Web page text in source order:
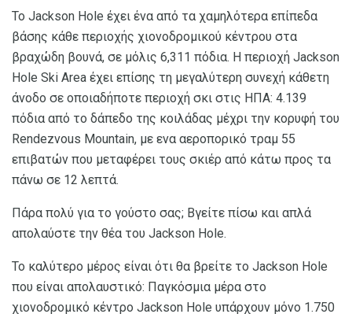
Το Jackson Hole έχει ένα από τα χαμηλότερα επίπεδα
βάσης κάθε περιοχής χιονοδρομικού κέντρου στα
βραχώδη βουνά, σε μόλις 6,311 πόδια. Η περιοχή Jackson
Hole Ski Area έχει επίσης τη μεγαλύτερη συνεχή κάθετη
άνοδο σε οποιαδήποτε περιοχή σκι στις ΗΠΑ: 4.139
πόδια από το δάπεδο της κοιλάδας μέχρι την κορυφή του
Rendezvous Mountain, με ενα αεροπορικό τραμ 55
επιβατών που μεταφέρει τους σκιέρ από κάτω προς τα
πάνω σε 12 λεπτά.
Πάρα πολύ για το γούστο σας; Βγείτε πίσω και απλά
απολαύστε την θέα του Jackson Hole.
Το καλύτερο μέρος είναι ότι θα βρείτε το Jackson Hole
που είναι απολαυστικό: Παγκόσμια μέρα στο
χιονοδρομικό κέντρο Jackson Hole υπάρχουν μόνο 1.750